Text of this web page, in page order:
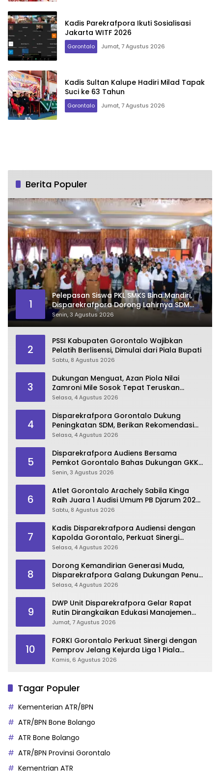
Kadis Parekrafpora Ikuti Sosialisasi
Jakarta WITF 2026
Gorontalo Jumat, 7 Agustus 2026
Kadis Sultan Kalupe Hadiri Milad Tapak
Suci ke 63 Tahun
Gorontalo Jumat, 7 Agustus 2026
Berita Populer
1
Pelepasan Siswa PKL SMKS Bina Mandiri,
Disparekrafpora Dorong Lahirnya SDM
Pariwisata Unggul
Senin, 3 Agustus 2026
2
PSSI Kabupaten Gorontalo Wajibkan
Pelatih Berlisensi, Dimulai dari Piala Bupati
Sabtu, 8 Agustus 2026
3
Dukungan Menguat, Azan Piola Nilai
Zamroni Mile Sosok Tepat Teruskan
Pembangunan Bone Bolango
Selasa, 4 Agustus 2026
4
Disparekrafpora Gorontalo Dukung
Peningkatan SDM, Berikan Rekomendasi
Studi S3 bagi Pegawai
Selasa, 4 Agustus 2026
5
Disparekrafpora Audiens Bersama
Pemkot Gorontalo Bahas Dukungan GKK
2026
Senin, 3 Agustus 2026
6
Atlet Gorontalo Arachely Sabila Kinga
Raih Juara 1 Audisi Umum PB Djarum 2026
di Makassar
Sabtu, 8 Agustus 2026
7
Kadis Disparekrafpora Audiensi dengan
Kapolda Gorontalo, Perkuat Sinergi
Sukseskan Gorontalo Karnaval Karawo
Selasa, 4 Agustus 2026
8
Dorong Kemandirian Generasi Muda,
Disparekrafpora Galang Dukungan Penuh
Para Aleg Deprov
Selasa, 4 Agustus 2026
9
DWP Unit Disparekrafpora Gelar Rapat
Rutin Dirangkaikan Edukasi Manajemen
Stres
Jumat, 7 Agustus 2026
10
FORKI Gorontalo Perkuat Sinergi dengan
Pemprov Jelang Kejurda Liga 1 Piala
Gubernur 2026
Kamis, 6 Agustus 2026
Tagar Populer
Kementerian ATR/BPN
ATR/BPN Bone Bolango
ATR Bone Bolango
ATR/BPN Provinsi Gorontalo
Kementrian ATR